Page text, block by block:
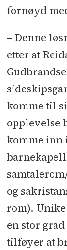
fornøyd
– Denne
etter at
komme til
opplevelse
komme inn
og
rom).
en stor
tilføyer at